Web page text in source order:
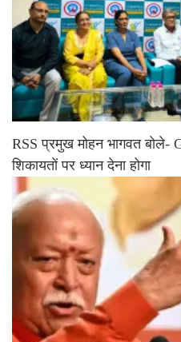
RSS प्रमुख मोहन भागवत बोले-
शिकायतों पर ध्यान देना होगा